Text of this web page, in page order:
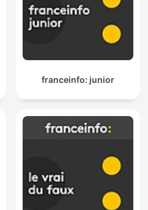
franceinfo: junior